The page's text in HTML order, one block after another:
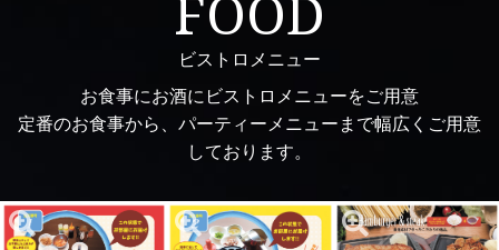
ビストロメニュー
お食事にお酒にビストロメニューをご用意
定番のお食事から、パーティーメニューまで幅広くご用意
しております。